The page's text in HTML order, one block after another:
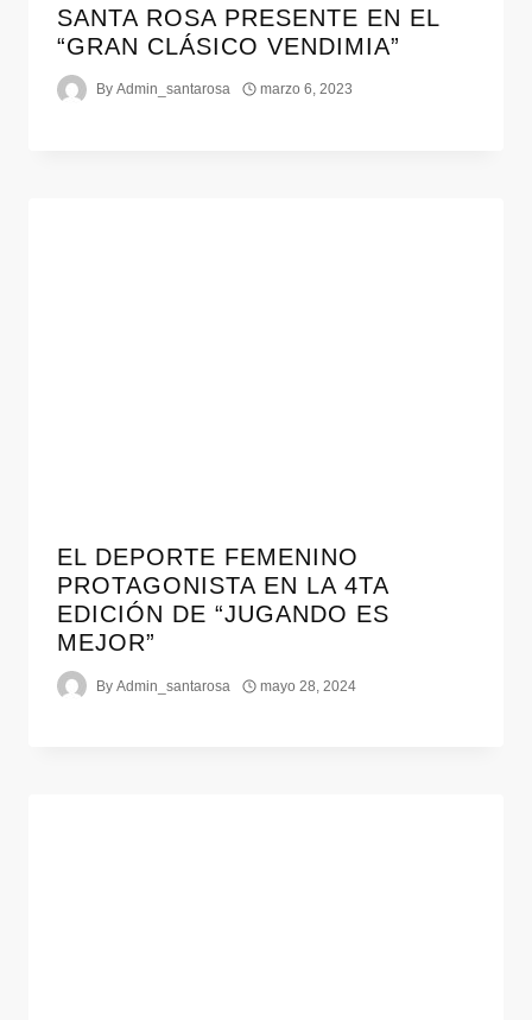
SANTA ROSA PRESENTE EN EL
“GRAN CLÁSICO VENDIMIA”
By Admin_santarosa marzo 6, 2023
EL DEPORTE FEMENINO
PROTAGONISTA EN LA 4TA
EDICIÓN DE “JUGANDO ES
MEJOR”
By Admin_santarosa mayo 28, 2024